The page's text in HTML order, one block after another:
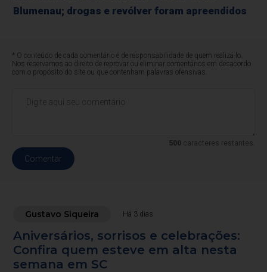
Blumenau; drogas e revólver foram apreendidos
* O conteúdo de cada comentário é de responsabilidade de quem realizá-lo.
Nos reservamos ao direito de reprovar ou eliminar comentários em desacordo
com o propósito do site ou que contenham palavras ofensivas.
500caracteres restantes.
Comentar
Gustavo Siqueira Há 3 dias
Aniversários, sorrisos e celebrações:
Confira quem esteve em alta nesta
semana em SC